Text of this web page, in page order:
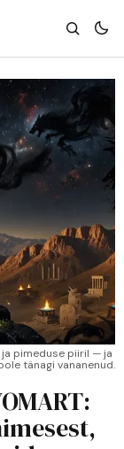
pimeduse piiril — ja
tänagi vananenud.